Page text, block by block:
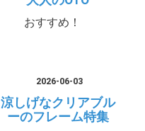
おすすめ！
2026-06-03
涼しげなクリアブル
ーのフレーム特集